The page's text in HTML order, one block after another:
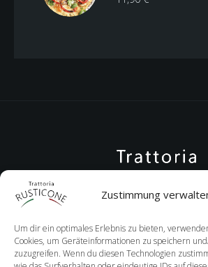
Zustimmung
Um dir ein optimales Erlebnis zu bieten,
Cookies, um Geräteinformationen zu speichern
zuzugreifen. Wenn du diesen Technologien